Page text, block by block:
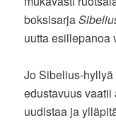
boksisarja
uutta esillepanoa
Jo Sibelius-
edustavuus
uudistaa ja